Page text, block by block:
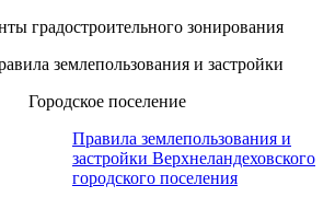
градостроительного зонирования
землепользования и застройки
Городское поселение
Правила землепользования и
застройки Верхнеландеховского
городского поселения